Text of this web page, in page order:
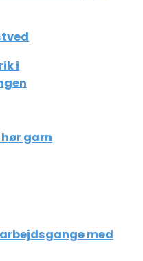
i
garn
med